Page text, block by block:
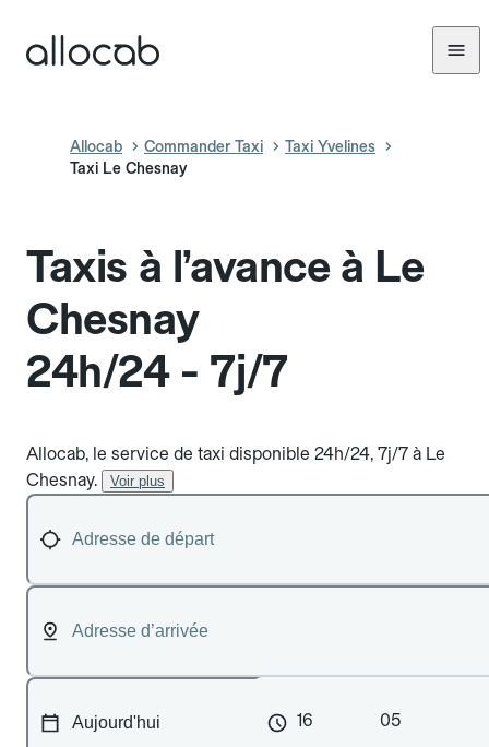
Allocab Commander Taxi
Taxi Yvelines
Taxi Le Chesnay
Taxis à l’avance à Le
Chesnay
24h/24 - 7j/7
Allocab, le service de taxi disponible 24h/24, 7j/7 à Le
Chesnay.
Voir plus
16 05